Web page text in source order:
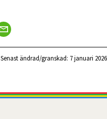
Senast ändrad/granskad: 7 januari 2026